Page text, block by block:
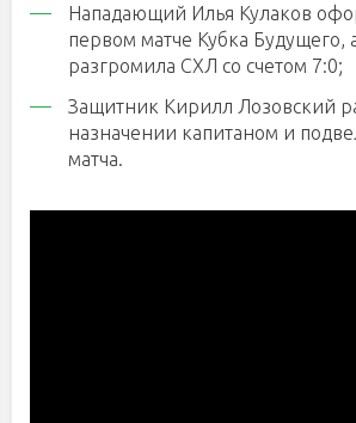
Нападающий Илья Кулаков
первом матче Кубка Будущего,
разгромила СХЛ со счетом 7:0;
Защитник Кирилл Лозовский
назначении капитаном и
матча.